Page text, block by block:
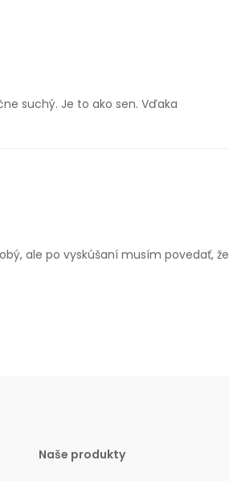
suchý. Je to ako sen. Vďaka
ale po vyskúšaní musím povedať, že
Naše produkty